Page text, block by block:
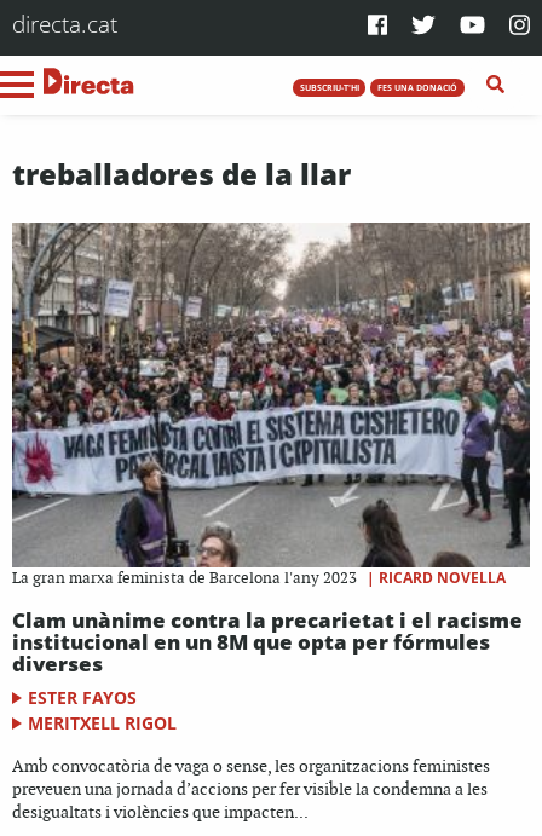
directa.cat
SUBSCRIU-T'HI FES UNA DONACIÓ
treballadores de la llar
La gran marxa feminista de Barcelona l'any 2023 | RICARD NOVELLA
Clam unànime contra la precarietat i el racisme
institucional en un 8M que opta per fórmules
diverses
ESTER FAYOS
MERITXELL RIGOL
Amb convocatòria de vaga o sense, les organitzacions feministes
preveuen una jornada d’accions per fer visible la condemna a les
desigualtats i violències que impacten...